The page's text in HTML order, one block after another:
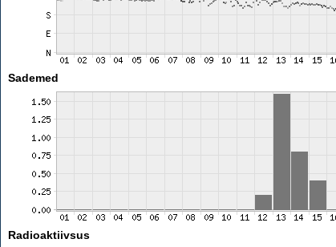
Sademed
Radioaktiivsus